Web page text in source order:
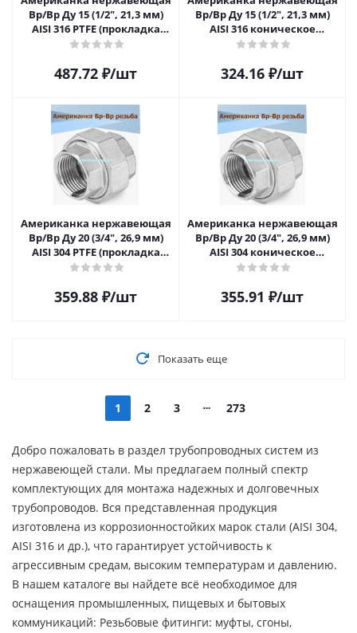
Вр/Вр Ду 15 (1/2", 21,3 мм)
AISI 316 PTFE (прокладка
фторопластовая)
487.72 ₽/шт
Вр/Вр Ду 15 (1/2", 21,3 мм)
AISI 316 коническое
уплотнение
324.16 ₽/шт
Американка нержавеющая
Вр/Вр Ду 20 (3/4", 26,9 мм)
AISI 304 PTFE (прокладка
фторопластовая)
359.88 ₽/шт
Американка нержавеющая
Вр/Вр Ду 20 (3/4", 26,9 мм)
AISI 304 коническое
уплотнение
355.91 ₽/шт
Показать еще
1 2 3 273
Добро пожаловать в раздел трубопроводных систем из
нержавеющей стали. Мы предлагаем полный спектр
комплектующих для монтажа надежных и долговечных
трубопроводов. Вся представленная продукция
изготовлена из коррозионностойких марок стали (AISI 304,
AISI 316 и др.), что гарантирует устойчивость к
агрессивным средам, высоким температурам и давлению.
В нашем каталоге вы найдете всё необходимое для
оснащения промышленных, пищевых и бытовых
коммуникаций: Резьбовые фитинги: муфты, сгоны,